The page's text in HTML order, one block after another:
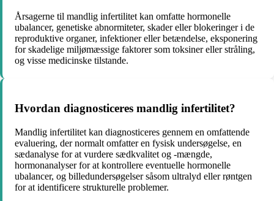
Årsagerne til mandlig infertilitet kan omfatte hormonelle
ubalancer, genetiske abnormiteter, skader eller blokeringer i de
reproduktive organer, infektioner eller betændelse, eksponering
for skadelige miljømæssige faktorer som toksiner eller stråling,
og visse medicinske tilstande.
Hvordan diagnosticeres mandlig infertilitet?
Mandlig infertilitet kan diagnosticeres gennem en omfattende
evaluering, der normalt omfatter en fysisk undersøgelse, en
sædanalyse for at vurdere sædkvalitet og -mængde,
hormonanalyser for at kontrollere eventuelle hormonelle
ubalancer, og billedundersøgelser såsom ultralyd eller røntgen
for at identificere strukturelle problemer.